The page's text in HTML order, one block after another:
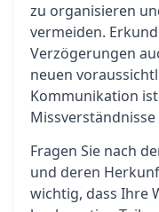
zu organisieren
vermeiden.
Verzögerungen
neuen
Kommunikation
Fragen Sie nach
und deren
wichtig, dass Ihre